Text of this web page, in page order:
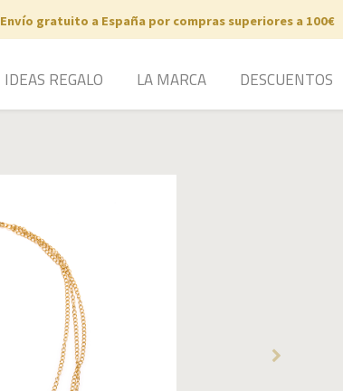
Envío gratuito a España por compras superiores a 100€
IDEAS REGALO LA MARCA DESCUENTOS